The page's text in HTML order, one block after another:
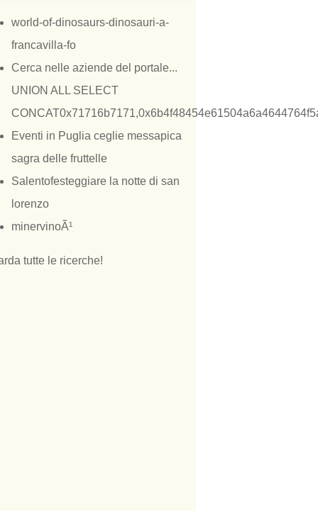
world-of-dinosaurs-dinosauri-a-
francavilla-fo
Cerca nelle aziende del portale...
UNION ALL SELECT
Eventi in Puglia ceglie messapica
sagra delle fruttelle
Salentofesteggiare la notte di san
lorenzo
minervinoÃ¹
tutte le ricerche!